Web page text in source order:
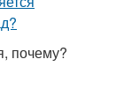
почему?